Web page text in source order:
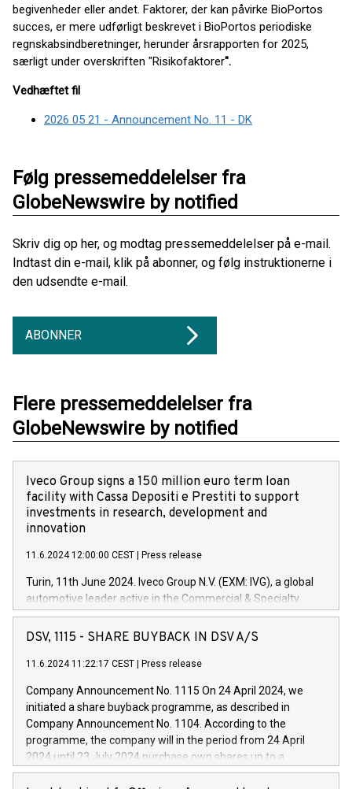
begivenheder eller andet. Faktorer, der kan påvirke BioPortos
succes, er mere udførligt beskrevet i BioPortos periodiske
regnskabsindberetninger, herunder årsrapporten for 2025,
særligt under overskriften "Risikofaktorer".
Vedhæftet fil
2026 05 21 - Announcement No. 11 - DK
Følg pressemeddelelser fra
GlobeNewswire by notified
Skriv dig op her, og modtag pressemeddelelser på e-mail.
Indtast din e-mail, klik på abonner, og følg instruktionerne i
den udsendte e-mail.
ABONNER
Flere pressemeddelelser fra
GlobeNewswire by notified
Iveco Group signs a 150 million euro term loan
facility with Cassa Depositi e Prestiti to support
investments in research, development and
innovation
11.6.2024 12:00:00 CEST Press release
Turin, 11th June 2024. Iveco Group N.V. (EXM: IVG), a global
automotive leader active in the Commercial & Specialty
Vehicles, Powertrain and related Financial Services arenas,
has successfully signed a term loan facility of 150 million
new projects in Italy dedicated to research, development and
by CDP, Iveco Group will develop innovative technologies and
architectures in the field of electric propulsion and further
develop solutions for autonomous driving, digitalisation and
vehicle connectivity aimed at increasing efficiency, safety,
driving comfort and productivity. The financed investments,
DSV, 1115 - SHARE BUYBACK IN DSV A/S
11.6.2024 11:22:17 CEST Press release
Company Announcement No. 1115 On 24 April 2024, we
initiated a share buyback programme, as described in
Company Announcement No. 1104. According to the
programme, the company will in the period from 24 April
2024 until 23 July 2024 purchase own shares up to a
maximum value of DKK 1,000 million, and no more than